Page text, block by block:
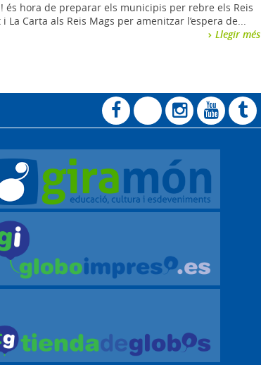
és hora de preparar els municipis per rebre els Reis
Carta als Reis Mags per amenitzar l’espera de...
Llegir més